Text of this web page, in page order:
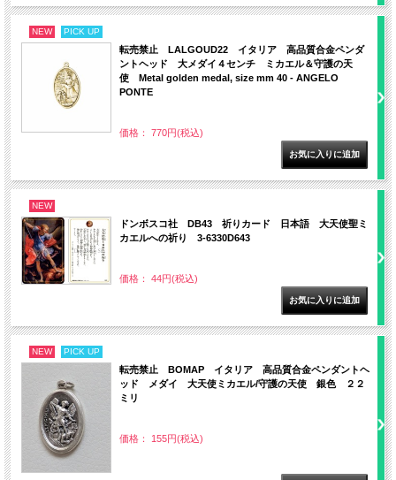
NEW PICK UP
転売禁止 LALGOUD22 イタリア 高品質合金ペンダ
ントヘッド 大メダイ４センチ ミカエル＆守護の天
使 Metal golden medal, size mm 40 - ANGELO
PONTE
価格： 770円(税込)
NEW
ドンボスコ社 DB43 祈りカード 日本語 大天使聖ミ
カエルへの祈り 3-6330D643
価格： 44円(税込)
NEW PICK UP
転売禁止 BOMAP イタリア 高品質合金ペンダントヘ
ッド メダイ 大天使ミカエル/守護の天使 銀色 ２２
ミリ
価格： 155円(税込)